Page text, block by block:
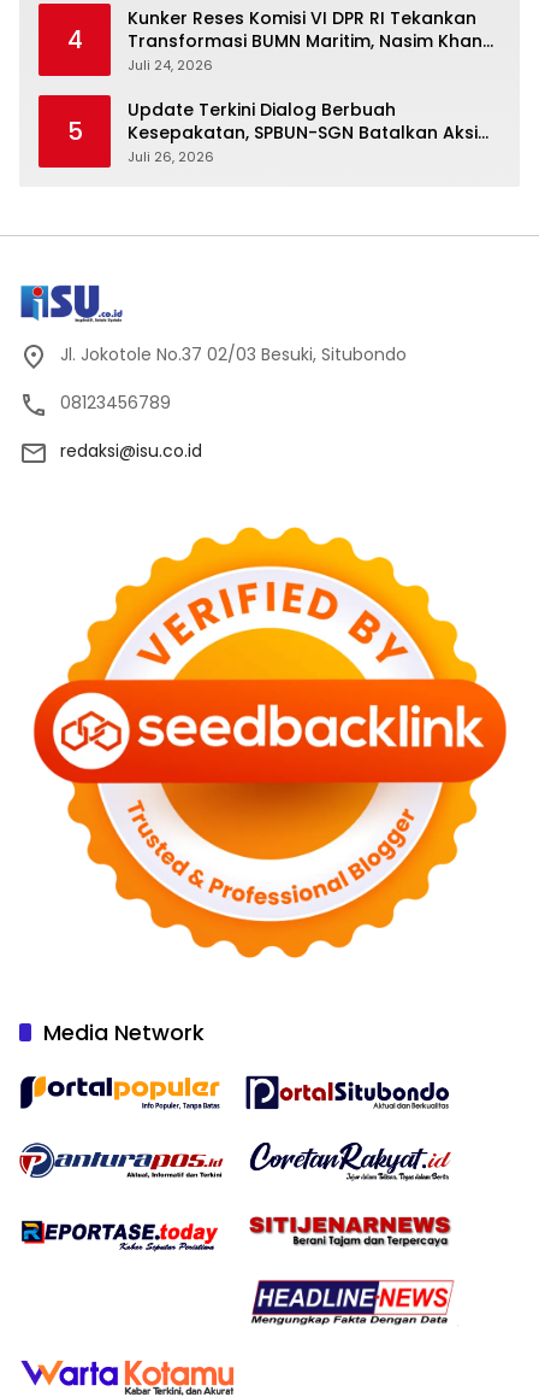
4
Kunker Reses Komisi VI DPR RI Tekankan
Transformasi BUMN Maritim, Nasim Khan
Kawal Penguatan Sektor Laut
Juli 24, 2026
5
Update Terkini Dialog Berbuah
Kesepakatan, SPBUN-SGN Batalkan Aksi
Nasional Setelah Holding Penuhi Sejumlah
Juli 26, 2026
Jl. Jokotole No.37 02/03 Besuki, Situbondo
08123456789
redaksi@isu.co.id
Media Network